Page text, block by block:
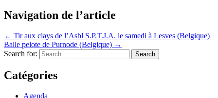
Navigation de l’article
← Tir aux clays de l’Asbl S.P.T.J.A. le samedi à Lesves (Belgique)
Balle pelote de Purnode (Belgique) →
Search for:
Catégories
Agenda